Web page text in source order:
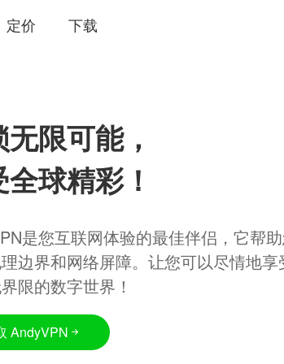
定价 下载
限可能，
球精彩！
是您互联网体验的最佳伴侣，它帮
边界和网络屏障。让您可以尽情地享
限的数字世界！
AndyVPN